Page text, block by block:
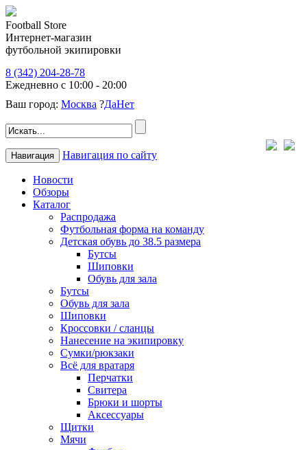
Football Store
Интернет-магазин
футбольной экипировки
8 (342) 204-28-78
Ежедневно с 10:00 - 20:00
Ваш город: Москва ?ДаНет
Навигация Навигация по сайту
Новости
Обзоры
Каталог
Распродажа
Футбольная форма на команду
Детская обувь до 38.5 размера
Бутсы
Шиповки
Обувь для зала
Бутсы
Обувь для зала
Шиповки
Кроссовки / сланцы
Нанесение на экипировку
Сумки/рюкзаки
Всё для вратаря
Перчатки
Cвитера
Брюки и шорты
Аксессуары
Щитки
Мячи